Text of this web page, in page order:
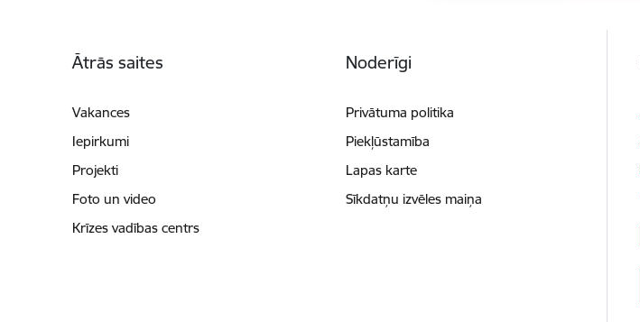
Ātrās saites
Vakances
Iepirkumi
Projekti
Foto un video
Krīzes vadības centrs
Noderīgi
Privātuma politika
Piekļūstamība
Lapas karte
Sīkdatņu izvēles maiņa